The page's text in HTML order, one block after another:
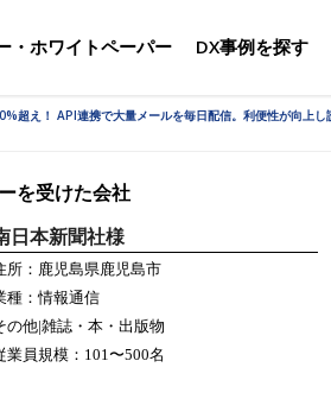
・ホワイトペーパー DX事例を探す
超え！ API連携で大量メールを毎日配信。利便性が向上し
を受けた会社
日本新聞社様
所：鹿児島県鹿児島市
種：情報通信
の他|雑誌・本・出版物
業員規模：101〜500名